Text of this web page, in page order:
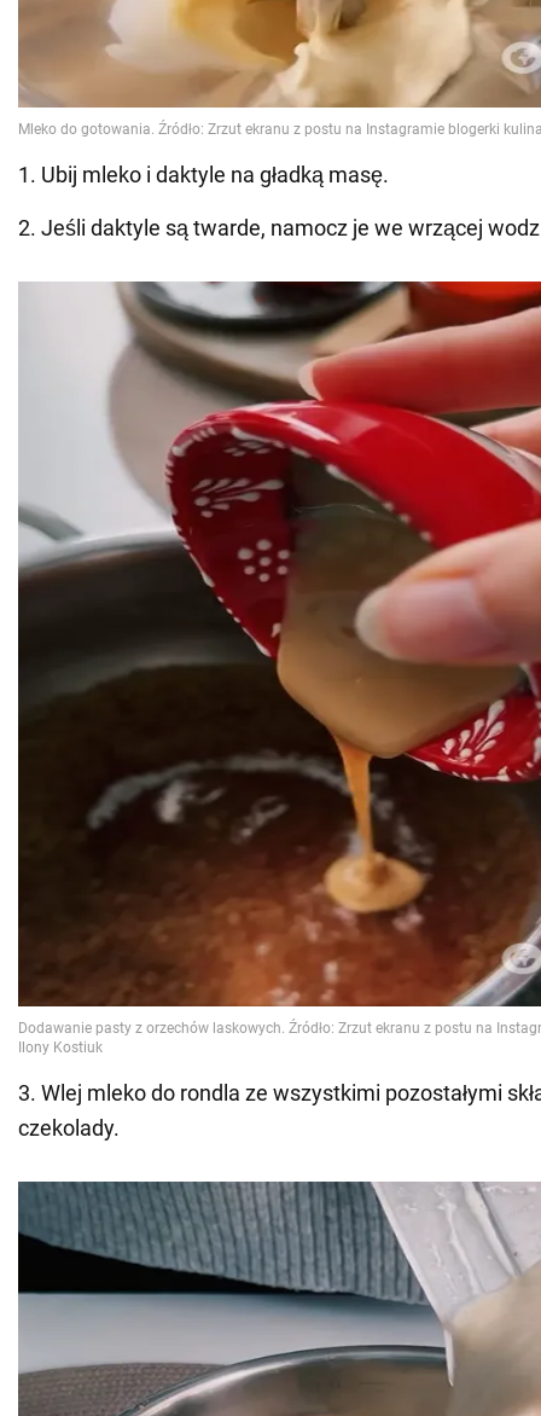
1. Ubij mleko i daktyle na gładką masę.
2. Jeśli daktyle są twarde, namocz je we wrzącej
3. Wlej mleko do rondla ze wszystkimi pozostałymi
czekolady.